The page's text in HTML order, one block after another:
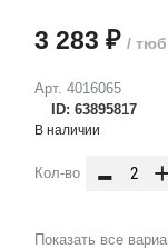
Арт. 4016065
ID: 63895817
3 283 ₽ /
В наличии
Кол-во -
Показать все